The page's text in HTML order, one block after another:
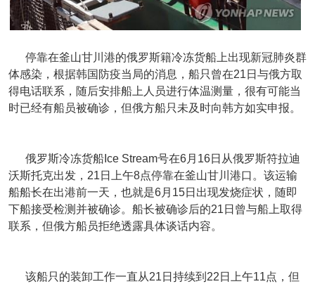
停靠在釜山甘川港的俄罗斯籍冷冻货船上出现新冠肺炎群
体感染，根据韩国防疫当局的消息，船只曾在21日与俄方取
得电话联系，随后安排船上人员进行体温测量，很有可能当
时已经有船员被确诊，但俄方船只未及时向韩方如实申报。
俄罗斯冷冻货船Ice Stream号在6月16日从俄罗斯符拉迪
沃斯托克出发，21日上午8点停靠在釜山甘川港口。该运输
船船长在出港前一天，也就是6月15日出现发烧症状，随即
下船接受检测并被确诊。船长被确诊后的21日曾与船上取得
联系，但俄方船员拒绝透露具体谈话内容。
该船只的装卸工作一直从21日持续到22日上午11点，但